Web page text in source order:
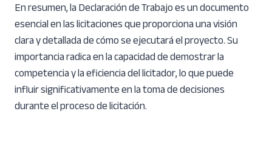
En resumen, la Declaración de Trabajo es un documento
esencial en las licitaciones que proporciona una visión
clara y detallada de cómo se ejecutará el proyecto. Su
importancia radica en la capacidad de demostrar la
competencia y la eficiencia del licitador, lo que puede
influir significativamente en la toma de decisiones
durante el proceso de licitación.